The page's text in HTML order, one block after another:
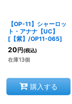
【OP-11】シャーロッ
ト・アナナ【UC】
[ 【紫】/OP11-065]
20 円 (税込)
在庫13個
購入する